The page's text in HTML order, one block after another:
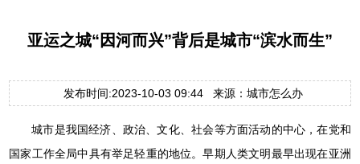
亚运之城“因河而兴”背后是城市“滨水而生”
发布时间:2023-10-03 09:44 来源：城市怎么办
城市是我国经济、政治、文化、社会等方面活动的中心，在党和
国家工作全局中具有举足轻重的地位。早期人类文明最早出现在亚洲